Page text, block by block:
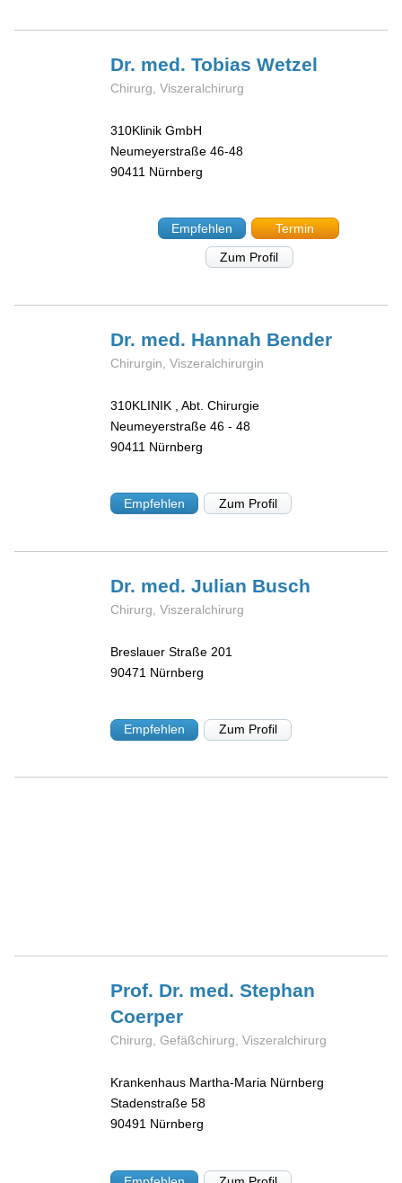
Dr. med. TobiasWetzel
Chirurg, Viszeralchirurg
310Klinik GmbH
Neumeyerstraße 46-48
90411 Nürnberg
Empfehlen
Termin
Zum Profil
Dr. med. Hannah Bender
Chirurgin, Viszeralchirurgin
310KLINIK , Abt. Chirurgie
Neumeyerstraße 46 - 48
90411 Nürnberg
Empfehlen Zum Profil
Dr. med. Julian Busch
Chirurg, Viszeralchirurg
Breslauer Straße 201
90471 Nürnberg
Empfehlen Zum Profil
Prof. Dr. med. Stephan
Coerper
Chirurg, Gefäßchirurg, Viszeralchirurg
Krankenhaus Martha-Maria Nürnberg
Stadenstraße 58
90491 Nürnberg